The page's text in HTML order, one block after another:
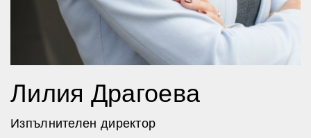
Лилия Драгоева
Изпълнителен директор